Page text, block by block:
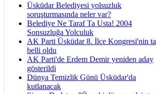
Üsküdar Belediyesi yolsuzluk
soruşturmasında neler var?
Belediye Ne Taraf Ta Usta! 2004
Sonsuzluğa Yolculuk
AK Parti Üsküdar 8. İlçe Kongresi'nin
belli oldu
AK Parti'de Erdem Demir yeniden aday
gösterildi
Dünya Temizlik Günü Üsküdar'da
kutlanacak